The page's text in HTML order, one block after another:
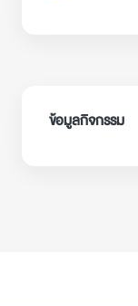
ข้อมูลกิจกรรม